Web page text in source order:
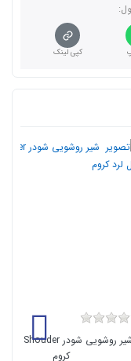
کپی لینک
کروم